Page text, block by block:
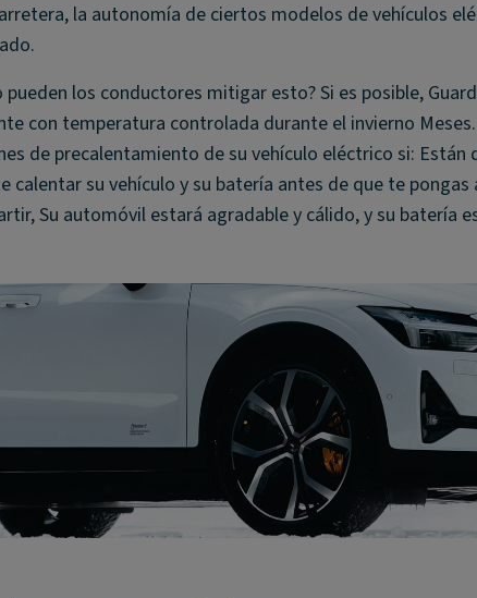
la autonomía de ciertos modelos de vehículos
pueden los conductores mitigar esto? Si es posible,
con temperatura controlada durante el invierno
de precalentamiento de su vehículo eléctrico si:
calentar su vehículo y su batería antes de que te
Su automóvil estará agradable y cálido, y su batería